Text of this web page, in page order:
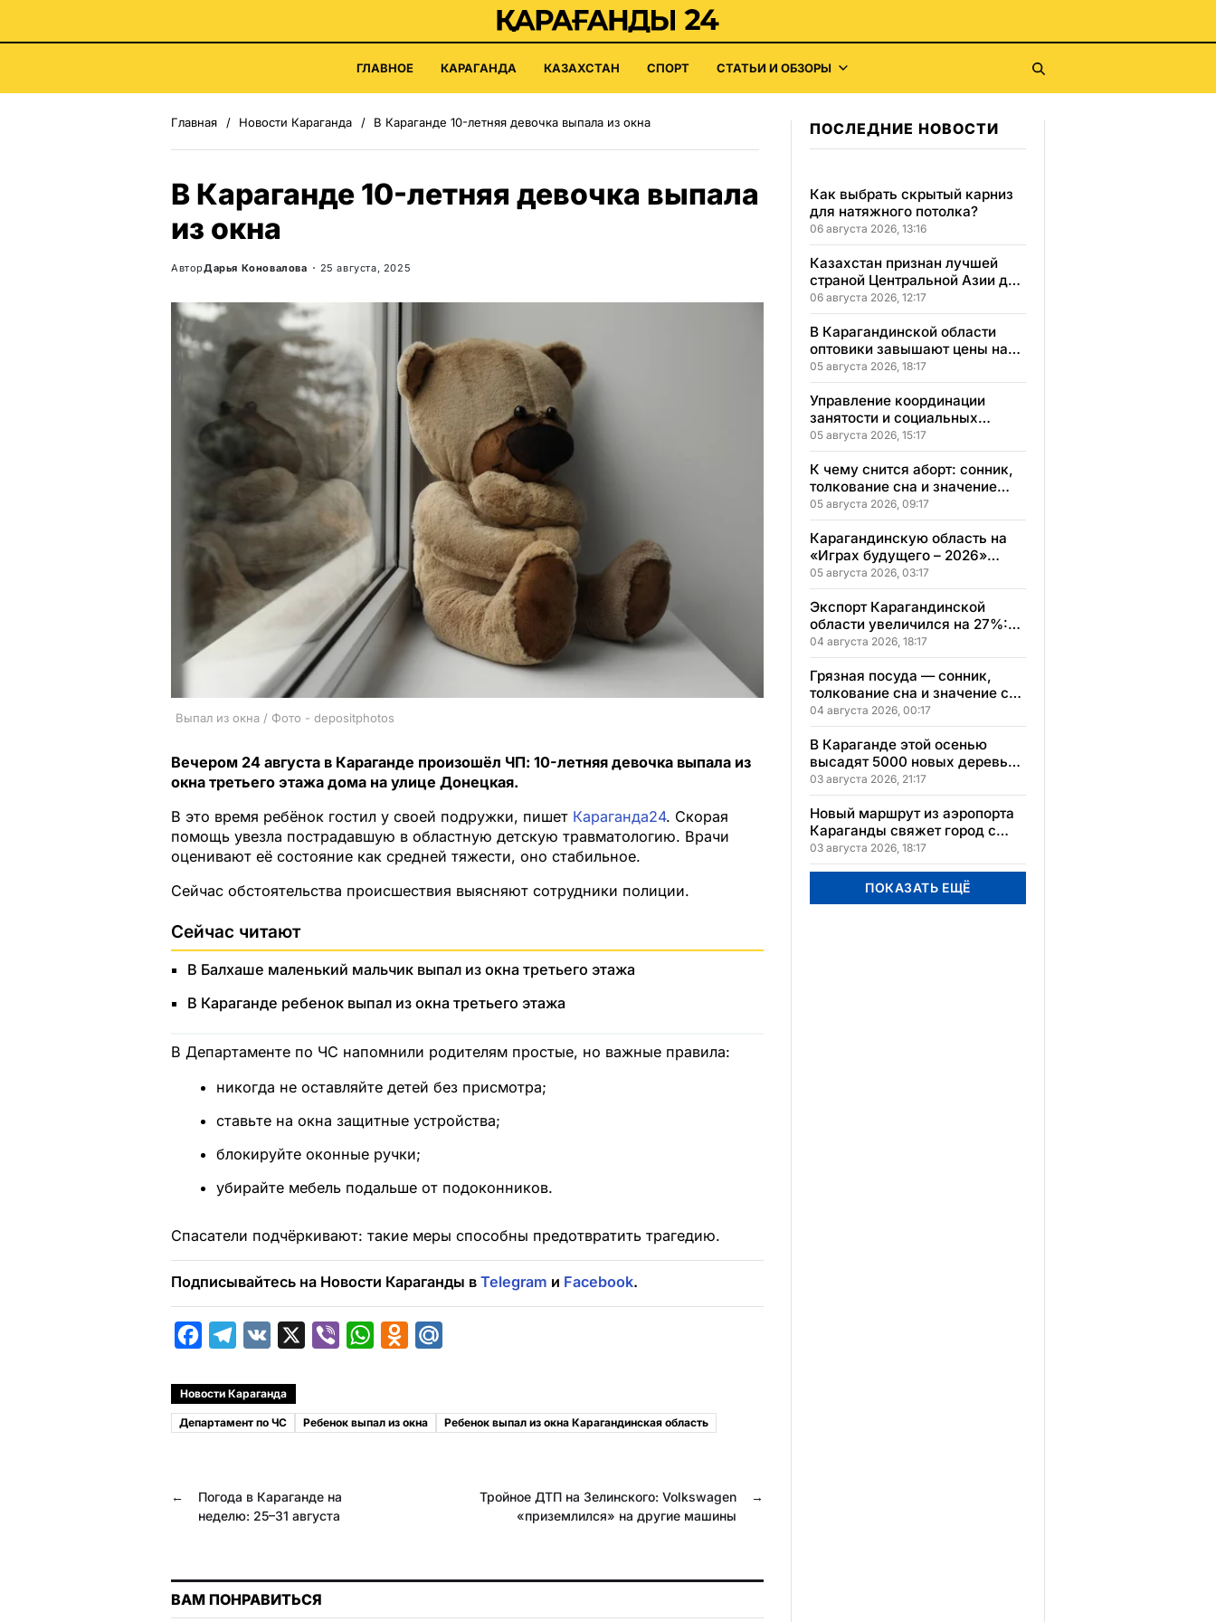
ГЛАВНОЕ КАРАГАНДА КАЗАХСТАН СПОРТ СТАТЬИ И ОБЗОРЫ
Главная Новости Караганда В Караганде 10-летняя девочка выпала из окна
В Караганде 10-летняя девочка выпала
из окна
АвторДарья Коновалова 25 августа, 2025
Выпал из окна / Фото - depositphotos
Вечером 24 августа в Караганде произошёл ЧП: 10-летняя девочка выпала из
окна третьего этажа дома на улице Донецкая.
В это время ребёнок гостил у своей подружки, пишет Караганда24. Скорая
помощь увезла пострадавшую в областную детскую травматологию. Врачи
оценивают её состояние как средней тяжести, оно стабильное.
Сейчас обстоятельства происшествия выясняют сотрудники полиции.
Сейчас читают
В Балхаше маленький мальчик выпал из окна третьего этажа
В Караганде ребенок выпал из окна третьего этажа
В Департаменте по ЧС напомнили родителям простые, но важные правила:
никогда не оставляйте детей без присмотра;
ставьте на окна защитные устройства;
блокируйте оконные ручки;
убирайте мебель подальше от подоконников.
Спасатели подчёркивают: такие меры способны предотвратить трагедию.
Подписывайтесь на Новости Караганды в Telegram и Facebook.
c
e
o
k
l
e
a
m
e
W
t
o
n
l
Новости Караганда
Департамент по ЧС Ребенок выпал из окна Ребенок выпал из окна Карагандинская область
←
Погода в Караганде на
неделю: 25–31 августа
→
Тройное ДТП на Зелинского: Volkswagen
«приземлился» на другие машины
ВАМ ПОНРАВИТЬСЯ
ПОСЛЕДНИЕ НОВОСТИ
Как выбрать скрытый карниз
для натяжного потолка?
06 августа 2026, 13:16
Казахстан признан лучшей
страной Центральной Азии для
переезда
06 августа 2026, 12:17
В Карагандинской области
оптовики завышают цены на
продукты до 50%
05 августа 2026, 18:17
Управление координации
занятости и социальных
программ Карагандинской
области сменило место
расположения
05 августа 2026, 15:17
К чему снится аборт: сонник,
толкование сна и значение
увиденного
05 августа 2026, 09:17
Карагандинскую область на
«Играх будущего – 2026»
представят два коллектива
05 августа 2026, 03:17
Экспорт Карагандинской
области увеличился на 27%:
регион осваивает новые
рынки
04 августа 2026, 18:17
Грязная посуда — сонник,
толкование сна и значение сна
по мотивам ваших ощущений
и переживаний
04 августа 2026, 00:17
В Караганде этой осенью
высадят 5000 новых деревьев
в экопарке
03 августа 2026, 21:17
Новый маршрут из аэропорта
Караганды свяжет город с
другими регионами
Казахстана
03 августа 2026, 18:17
ПОКАЗАТЬ ЕЩЁ